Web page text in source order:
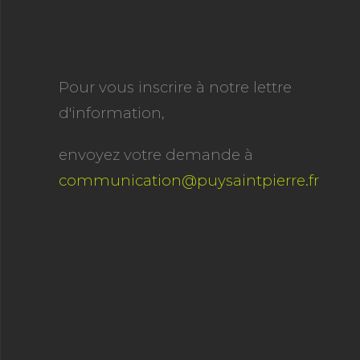
Pour vous inscrire à notre lettre
d'information,
envoyez votre demande à
communication@puysaintpierre.fr